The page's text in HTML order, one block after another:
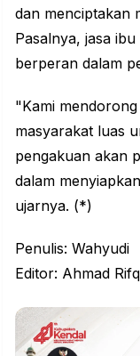
dan menciptakan
Pasalnya, jasa
berperan dalam
"Kami
masyarakat luas
pengakuan akan
dalam
ujarnya. (*)
Penulis: Wahyudi
Editor: Ahmad